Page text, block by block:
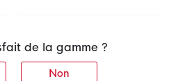
de la gamme ?
Non